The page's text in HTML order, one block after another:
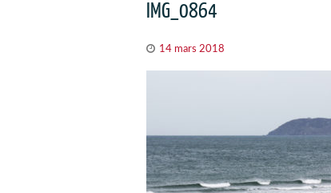
IMG_0864
14 mars 2018